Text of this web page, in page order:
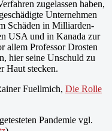
zugelassen haben,
Unternehmen
Schäden in Milliarden-
USA und in Kanada zur
allem Professor Drosten
hier seine Unschuld zu
Haut stecken.
Fuellmich, Die Rolle
Pandemie vgl.